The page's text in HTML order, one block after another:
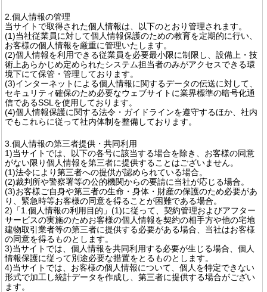
2.個人情報の管理
当サイトで取得された個人情報は、以下のとおり管理されます。
(1)当社従業員に対して個人情報保護のための教育を定期的に行い、
お客様の個人情報を厳重に管理いたします。
(2)個人情報を利用できる従業員を必要最小限に制限し、設備上・技
術上あらかじめ定められたシステム担当者のみがアクセスできる環
境下にて保管・管理しております。
(3)インターネットによる個人情報に関するデータの伝送に対して、
セキュリティ確保のため必要なウェブサイトに業界標準の暗号化通
信であるSSLを使用しております。
(4)個人情報保護に関する法令・ガイドラインを遵守するほか、社内
でもこれらに従って社内体制を整備しております。
3.個人情報の第三者提供・共同利用
1)当サイトでは、以下の各号に該当する場合を除き、お客様の同意
がない限り個人情報を第三者に提供することはございません。
(1)法令により第三者への提供が認められている場合。
(2)裁判所や警察署等の公的機関からの要請に当社が応じる場合。
(3)お客様ご自身や第三者の生命・身体・財産の保護のため必要があ
り、緊急時等お客様の同意を得ることが困難である場合。
2)「1.個人情報の利用目的」(1)に従って、契約管理およびアフター
サービスの実施のためお客様の個人情報を契約の相手方や他の宅地
建物取引業者等の第三者に提供する必要がある場合、当社はお客様
の同意を得るものとします。
3)当サイトでは、個人情報を共同利用する必要が生じる場合、個人
情報保護に従って別途必要な措置をとるものとします。
4)当サイトでは、お客様の個人情報について、個人を特定できない
形式で加工し統計データを作成し、第三者に提供する場合がござい
ます。